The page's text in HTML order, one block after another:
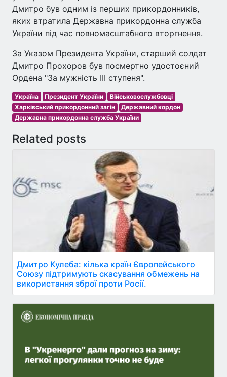
Дмитро був одним із перших прикордонників,
яких втратила Державна прикордонна служба
України під час повномасштабного вторгнення.
За Указом Президента України, старший солдат
Дмитро Прохоров був посмертно удостоєний
Ордена "За мужність ІІІ ступеня".
Україна Президент України
Військовослужбовці
Харківський прикордонний загін
Державний кордон
Державна прикордонна служба України
Related posts
Дмитро Кулеба: кілька країн Європейського
Союзу підтримують скасування обмежень на
використання зброї проти Росії.